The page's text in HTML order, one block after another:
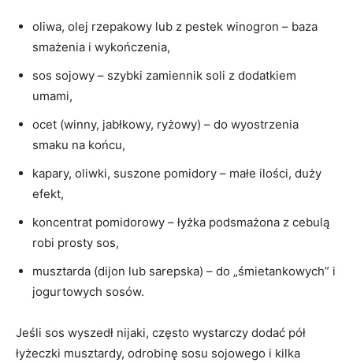
oliwa, olej rzepakowy lub z pestek winogron – baza
smażenia i wykończenia,
sos sojowy – szybki zamiennik soli z dodatkiem
umami,
ocet (winny, jabłkowy, ryżowy) – do wyostrzenia
smaku na końcu,
kapary, oliwki, suszone pomidory – małe ilości, duży
efekt,
koncentrat pomidorowy – łyżka podsmażona z cebulą
robi prosty sos,
musztarda (dijon lub sarepska) – do „śmietankowych” i
jogurtowych sosów.
Jeśli sos wyszedł nijaki, często wystarczy dodać pół
łyżeczki musztardy, odrobinę sosu sojowego i kilka